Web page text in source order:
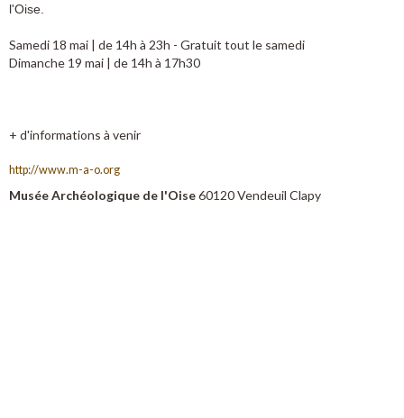
l'Oise.
Samedi 18 mai | de 14h à 23h - Gratuit tout le samedi
Dimanche 19 mai | de 14h à 17h30
+ d'informations à venir
http://www.m-a-o.org
Musée Archéologique de l'Oise60120 Vendeuil Clapy